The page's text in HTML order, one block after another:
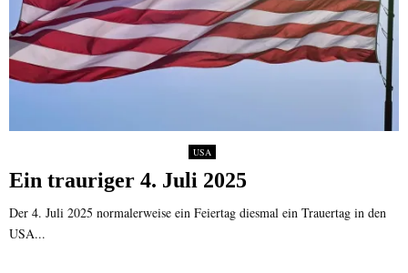
USA
Ein trauriger 4. Juli 2025
Der 4. Juli 2025 normalerweise ein Feiertag diesmal ein Trauertag in den
USA...